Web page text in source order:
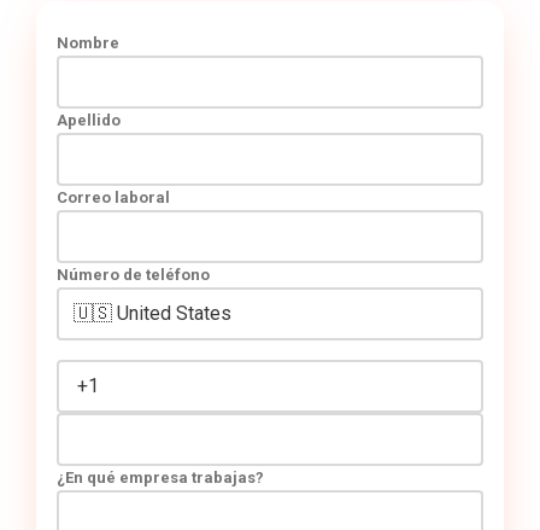
Nombre
Apellido
Correo laboral
Número de teléfono
¿En qué empresa trabajas?